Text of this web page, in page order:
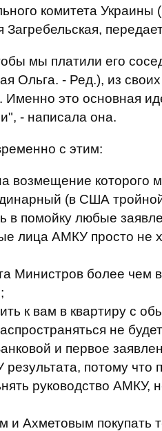
комитета Украины
Загребельская,
мы платили его
Ольга. - Ред.), из
это основная
- написала она.
с этим:
которого
(в США
в помойку любые
лица АМКУ просто не
Министров более чем
к вам в квартиру с
не
и первое
потому что
руководство АМКУ,
и Ахметовым покупать